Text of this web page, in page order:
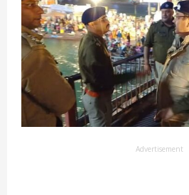
Advertisement